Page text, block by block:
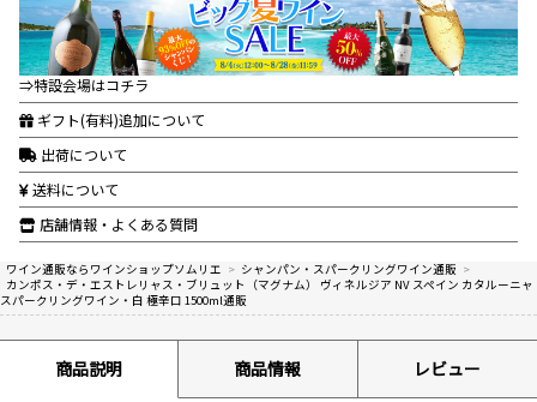
⇒特設会場はコチラ
ギフト(有料)追加について
出荷について
送料について
店舗情報・よくある質問
ワイン通販ならワインショップソムリエ > シャンパン・スパークリングワイン通販 >
カンポス・デ・エストレリャス・ブリュット（マグナム） ヴィネルジア NV スペイン カタルーニャ
スパークリングワイン・白 極辛口 1500ml通販
商品説明 商品情報 レビュー